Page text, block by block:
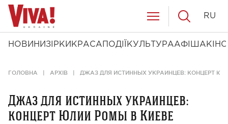
НОВИНИ ЗІРКИ КРАСА ПОДІЇ КУЛЬТУРААФІША КІНО
RU
ГОЛОВНА АРХІВ ДЖАЗ ДЛЯ ИСТИННЫХ УКРАИНЦЕВ: КОНЦЕРТ
Джаз для истинных украинцев:
концерт Юлии Ромы в Киеве